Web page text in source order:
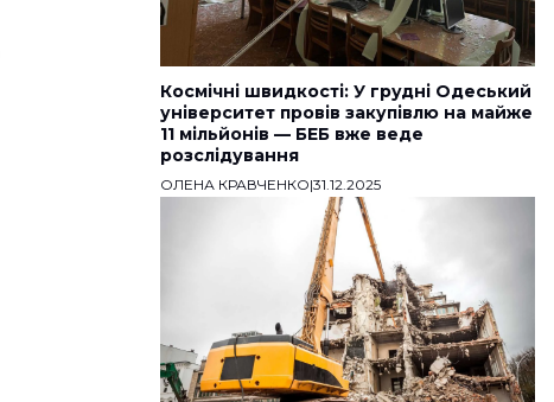
Космічні швидкості: У грудні Одеський
університет провів закупівлю на майже
11 мільйонів — БЕБ вже веде
розслідування
ОЛЕНА КРАВЧЕНКО|31.12.2025